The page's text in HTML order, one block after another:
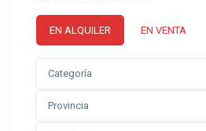
EN ALQUILER EN VENTA
Categoría
Provincia